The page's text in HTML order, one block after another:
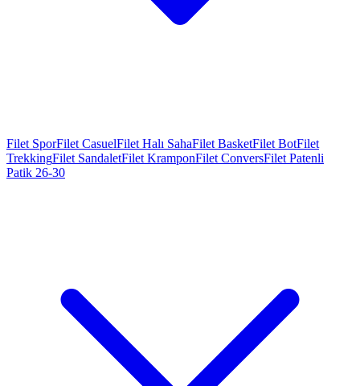
Filet SporFilet CasuelFilet Halı SahaFilet BasketFilet BotFilet
TrekkingFilet SandaletFilet KramponFilet ConversFilet Patenli
Patik 26-30